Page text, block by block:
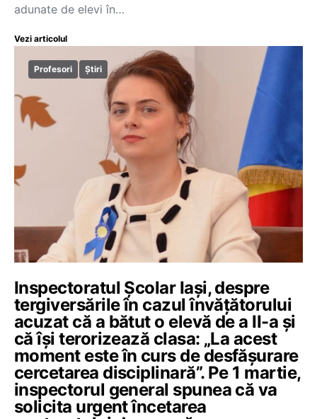
adunate de elevi în…
Vezi articolul
Profesori Știri
Inspectoratul Școlar Iași, despre
tergiversările în cazul învățătorului
acuzat că a bătut o elevă de a II-a și
că își terorizează clasa: „La acest
moment este în curs de desfășurare
cercetarea disciplinară”. Pe 1 martie,
inspectorul general spunea că va
solicita urgent încetarea